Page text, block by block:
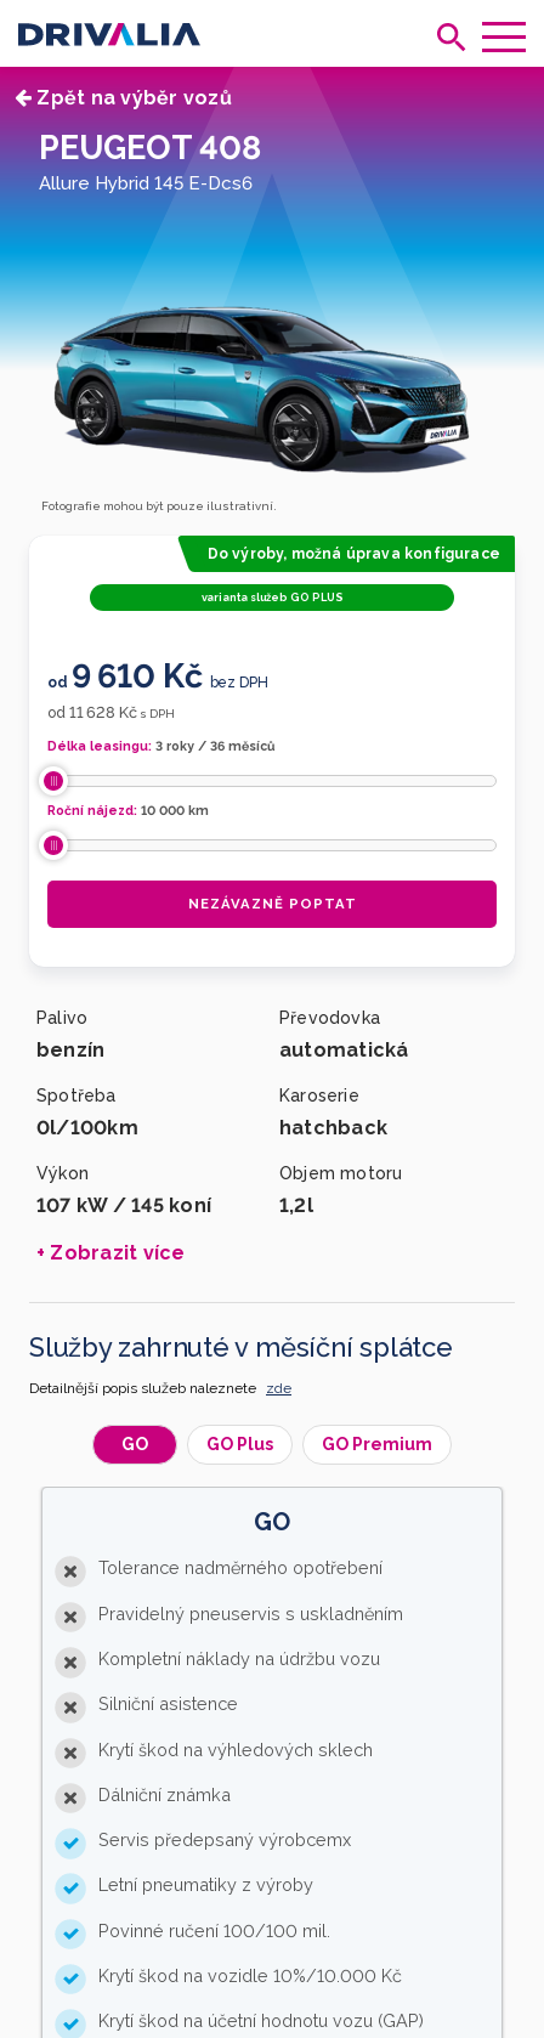
Zpět na výběr vozů
PEUGEOT 408
Allure Hybrid 145 E-Dcs6
Fotografie mohou být pouze ilustrativní.
Do výroby, možná úprava konfigurace
varianta služeb GO PLUS
od 9 610 Kč bez DPH
od 11 628 Kč s DPH
Délka leasingu: 3 roky / 36 měsíců
Roční nájezd: 10 000 km
NEZÁVAZNĚ POPTAT
Palivo
benzín
Převodovka
automatická
Spotřeba
0l/100km
Karoserie
hatchback
Výkon
107 kW / 145 koní
Objem motoru
1,2l
+ Zobrazit více
Služby zahrnuté v měsíční splátce
Detailnější popis služeb naleznete zde
GO GO Plus GO Premium
GO
Tolerance nadměrného opotřebení
Pravidelný pneuservis s uskladněním
Kompletní náklady na údržbu vozu
Silniční asistence
Krytí škod na výhledových sklech
Dálniční známka
Servis předepsaný výrobcemx
Letní pneumatiky z výroby
Povinné ručení 100/100 mil.
Krytí škod na vozidle 10%/10.000 Kč
Krytí škod na účetní hodnotu vozu (GAP)